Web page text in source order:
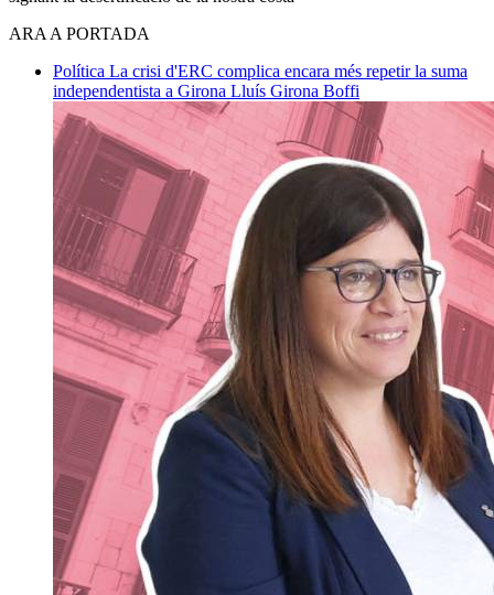
ARA A PORTADA
Política La crisi d'ERC complica encara més repetir la suma
independentista a Girona Lluís Girona Boffi